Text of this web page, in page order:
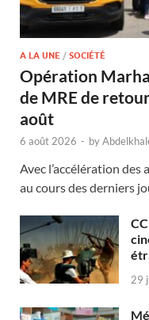
A LA UNE / SOCIÉTÉ
Opération
de MRE de
août
6 août 2026 - by
Avec l’accélération
au cours des derniers
29